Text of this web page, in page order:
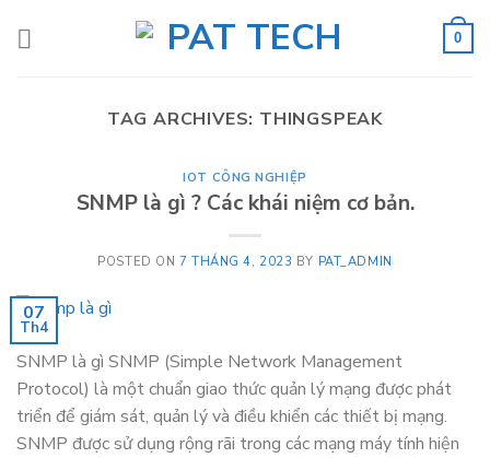
0
TAG ARCHIVES: THINGSPEAK
IOT CÔNG NGHIỆP
SNMP là gì ? Các khái niệm cơ bản.
POSTED ON 7 THÁNG 4, 2023 BY PAT_ADMIN
07
Th4
SNMP là gì SNMP (Simple Network Management
Protocol) là một chuẩn giao thức quản lý mạng được phát
triển để giám sát, quản lý và điều khiển các thiết bị mạng.
SNMP được sử dụng rộng rãi trong các mạng máy tính hiện